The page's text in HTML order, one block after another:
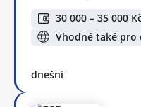
30 000 – 35 000
Vhodné také pro
dnešní